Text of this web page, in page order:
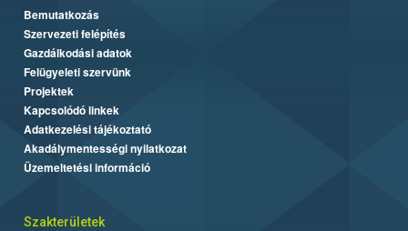
Bemutatkozás
Szervezeti felépítés
Gazdálkodási adatok
Felügyeleti szervünk
Projektek
Kapcsolódó linkek
Adatkezelési tájékoztató
Akadálymentességi nyilatkozat
Üzemeltetési információ
Szakterületek